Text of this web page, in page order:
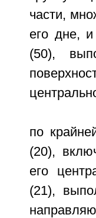
части,
его дне,
(50),
по
(20),
его
(21),